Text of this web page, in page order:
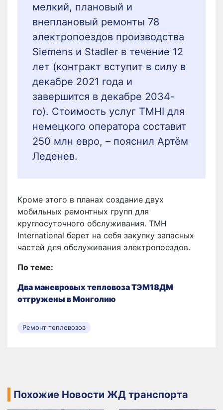
мелкий, плановый и
внеплановый ремонты 78
электропоездов производства
Siemens и Stadler в течение 12
лет (контракт вступит в силу в
декабре 2021 года и
завершится в декабре 2034-
го). Стоимость услуг TMHI для
немецкого оператора составит
250 млн евро, – пояснил Артём
Леденев.
Кроме этого в планах создание двух
мобильных ремонтных групп для
круглосуточного обслуживания. TMH
International берет на себя закупку запасных
частей для обслуживания электропоездов.
По теме:
Два маневровых тепловоза ТЭМ18ДМ
отгружены в Монголию
Ремонт тепловозов
Похожие Новости ЖД транспорта